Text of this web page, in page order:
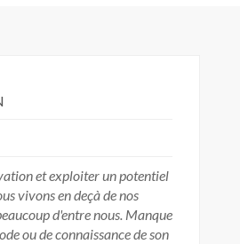
et exploiter un potentiel
vivons en deçà de nos
d'entre nous. Manque
ou de connaissance de son